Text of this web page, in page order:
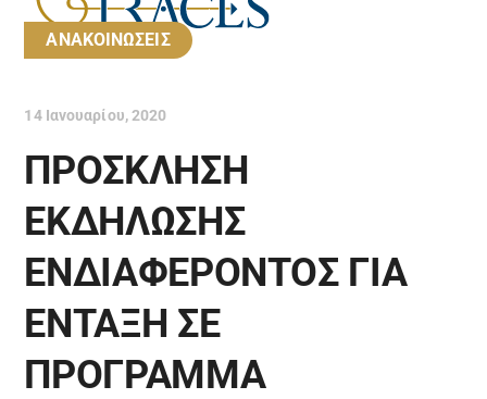
ΑΝΑΚΟΙΝΩΣΕΙΣ
14 Ιανουαρίου, 2020
ΠΡΟΣΚΛΗΣΗ
ΕΚΔΗΛΩΣΗΣ
ΕΝΔΙΑΦΕΡΟΝΤΟΣ ΓΙΑ
ΕΝΤΑΞΗ ΣΕ
ΠΡΟΓΡΑΜΜΑ